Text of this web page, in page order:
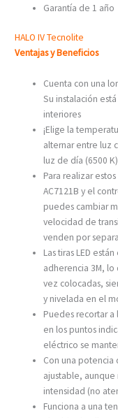
Garantía de 1 año
HALO IV Tecnolite
Ventajas y Beneficios
Cuenta con una
Su instalación
interiores
¡Elige la
alternar entre luz
luz de día (6500
Para realizar
AC7121B y el
puedes cambiar
velocidad de
venden por
Las tiras LED
adherencia 3M,
vez colocadas,
y nivelada en el
Puedes recortar a
en los puntos
eléctrico se
Con una potencia
ajustable,
intensidad (no
Funciona a una